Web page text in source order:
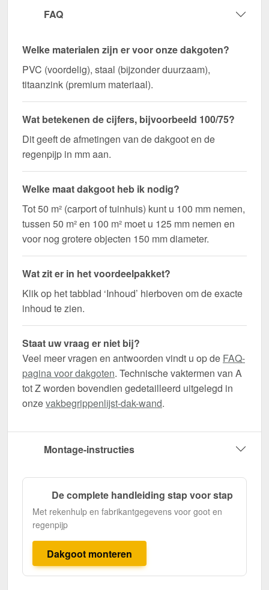
Ideaal voor de volgende toepassingen:
bescherming voor gevels & buitenzones.
Garages & Carports– Voorkomt vochtschade
en ophoping van water.
Tuinhuisjes & schuurtjes– Betrouwbare
waterafvoer voor kleinere daken.
Commerciële & industriële gebouwen– Afvoer
met hoge prestaties voor grote dakoppervlakken.
Stallen & agrarische gebouwen
stallen en hallen tegen ophoping van water.
Bestel nu Kunststof dakgoot voordeelpakket
10,00 m – Snelle levering & met 10 jaar garantie!
Makkelijk te installeren, optimale bescherming - zet
uw dakgoten vast voor een langdurige en
FAQ
Welke materialen zijn er voor onze dakgoten?
PVC (voordelig), staal (bijzonder duurzaam),
titaanzink (premium materiaal).
Wat betekenen de cijfers, bijvoorbeeld 100/75?
Dit geeft de afmetingen van de dakgoot en de
regenpijp in mm aan.
Welke maat dakgoot heb ik nodig?
Tot 50 m² (carport of tuinhuis) kunt u 100 mm nemen,
tussen 50 m² en 100 m² moet u 125 mm nemen en
voor nog grotere objecten 150 mm diameter.
Wat zit er in het voordeelpakket?
Klik op het tabblad ‘Inhoud’ hierboven om de exacte
inhoud te zien.
Staat uw vraag er niet bij?
Veel meer vragen en antwoorden vindt u op de FAQ-
pagina voor dakgoten. Technische vaktermen van A
tot Z worden bovendien gedetailleerd uitgelegd in
onzevakbegrippenlijst-dak-wand.
Montage-instructies
De complete handleiding stap voor stap
Met rekenhulp en fabrikantgegevens voor goot en
regenpijp
Dakgoot monteren